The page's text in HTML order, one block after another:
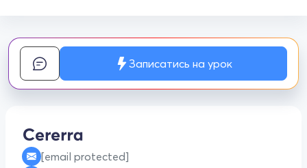
Записатись на урок
[email protected]